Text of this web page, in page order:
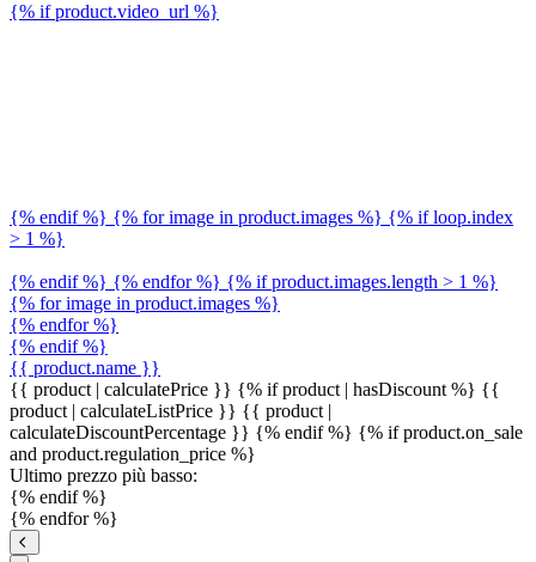
{% if product.video_url %}
{% endif %} {% for image in product.images %} {% if loop.index
> 1 %}
{% endif %} {% endfor %} {% if product.images.length > 1 %}
{% for image in product.images %}
{% endfor %}
{% endif %}
{{ product.name }}
{{ product | calculatePrice }} {% if product | hasDiscount %} {{
product | calculateListPrice }} {{ product |
calculateDiscountPercentage }} {% endif %} {% if product.on_sale
and product.regulation_price %}
Ultimo prezzo più basso:
{% endif %}
{% endfor %}